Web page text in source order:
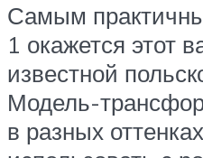
Самым
1 окажется этот
известной
Модель-
в разных